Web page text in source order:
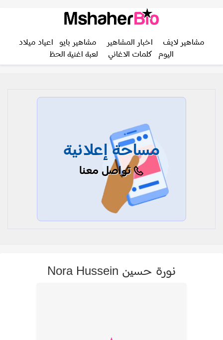
مشاهير لايف اخبار المشاهير مشاهير بايو
اعياد ميلاد
اليوم
كلمات الاغاني لعبة اغنية الحظ
مساحة إعلانية
تواصل معنا
نورة حسين Nora Hussein